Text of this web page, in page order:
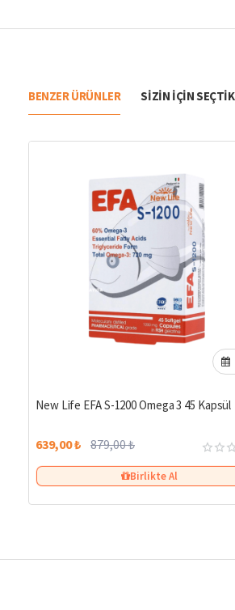
BENZER ÜRÜNLER SIZIN IÇIN
New Life EFA S-1200 Omega 3 45 Kapsül
639,00 ₺ 879,00 ₺
Birlikte Al